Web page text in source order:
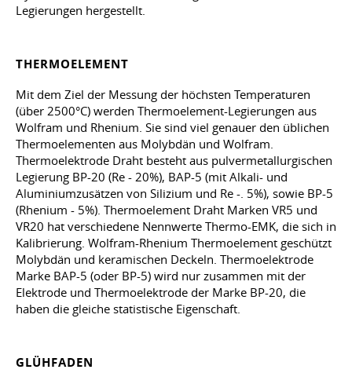
Legierungen hergestellt.
THERMOELEMENT
Mit dem Ziel der Messung der höchsten Temperaturen
(über 2500°C) werden Thermoelement-Legierungen aus
Wolfram und Rhenium. Sie sind viel genauer den üblichen
Thermoelementen aus Molybdän und Wolfram.
Thermoelektrode Draht besteht aus pulvermetallurgischen
Legierung BP-20 (Re - 20%), BAP-5 (mit Alkali- und
Aluminiumzusätzen von Silizium und Re -. 5%), sowie BP-5
(Rhenium - 5%). Thermoelement Draht Marken VR5 und
VR20 hat verschiedene Nennwerte Thermo-EMK, die sich in
Kalibrierung. Wolfram-Rhenium Thermoelement geschützt
Molybdän und keramischen Deckeln. Thermoelektrode
Marke BAP-5 (oder BP-5) wird nur zusammen mit der
Elektrode und Thermoelektrode der Marke BP-20, die
haben die gleiche statistische Eigenschaft.
GLÜHFADEN